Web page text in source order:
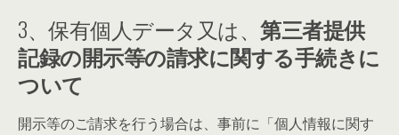
3、保有個人データ又は、第三者提供
記録の開示等の請求に関する手続きに
ついて
開示等のご請求を行う場合は、事前に「個人情報に関す